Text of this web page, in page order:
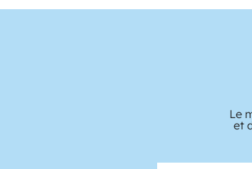
Le
et